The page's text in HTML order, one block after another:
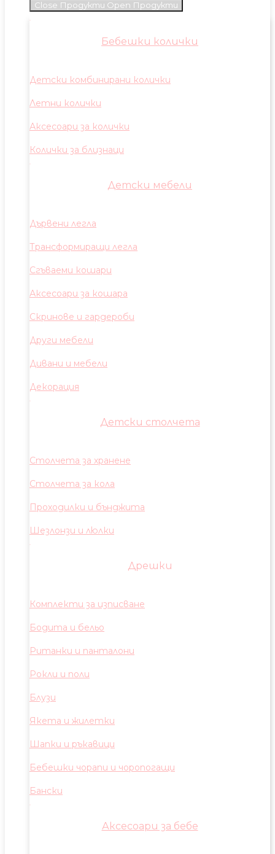
Close Продукти Open Продукти
Бебешки колички
Детски комбинирани колички
Летни колички
Аксесоари за колички
Колички за близнаци
Детски мебели
Дървени легла
Трансформиращи легла
Сгъваеми кошари
Аксесоари за кошара
Скринове и гардероби
Други мебели
Дивани и мебели
Декорация
Детски столчета
Столчета за хранене
Столчета за кола
Проходилки и бънджита
Шезлонзи и люлки
Дрешки
Комплекти за изписване
Бодита и бельо
Ританки и панталони
Рокли и поли
Блузи
Якета и жилетки
Шапки и ръкавици
Бебешки чорапи и чоропогащи
Бански
Аксесоари за бебе